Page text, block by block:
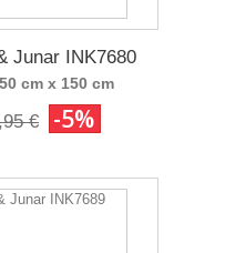
Junar INK7680
cm x 150 cm
€ -5%